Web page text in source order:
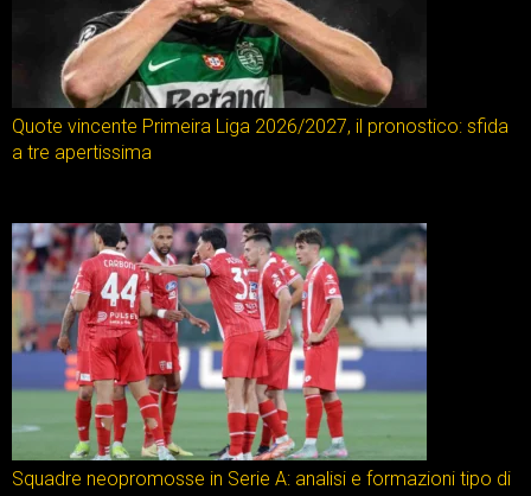
Quote vincente Primeira Liga 2026/2027, il pronostico: sfida
a tre apertissima
Squadre neopromosse in Serie A: analisi e formazioni tipo di